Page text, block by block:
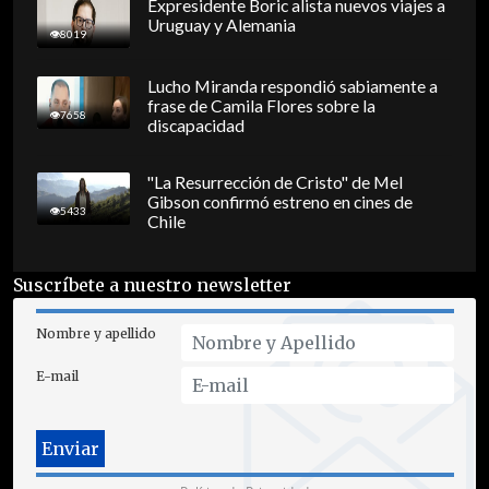
8019
Expresidente Boric alista nuevos viajes a
Uruguay y Alemania
7658
Lucho Miranda respondió sabiamente a
frase de Camila Flores sobre la
discapacidad
5433
"La Resurrección de Cristo" de Mel
Gibson confirmó estreno en cines de
Chile
Suscríbete a nuestro newsletter
Nombre y apellido
E-mail